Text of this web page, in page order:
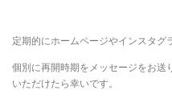
定期的にホームページやインスタ
個別に再開時期をメッセージをお送
いただけたら幸いです。